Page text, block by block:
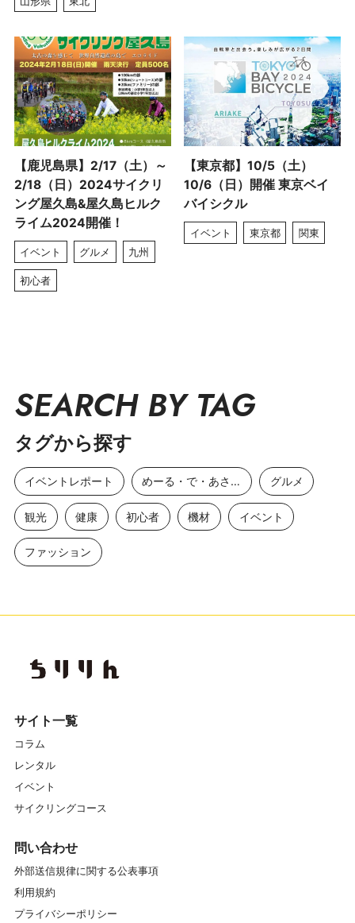
【鹿児島県】2/17（土）～
2/18（日）2024サイクリ
ング屋久島&屋久島ヒルク
ライム2024開催！
イベント グルメ 九州
初心者
【東京都】10/5（土）
10/6（日）開催 東京ベイ
バイシクル
イベント 東京都 関東
SEARCH BY TAG
タグから探す
イベントレポート めーる・で・あさひ グルメ
観光 健康 初心者 機材 イベント
ファッション
サイト一覧
コラム
レンタル
イベント
サイクリングコース
問い合わせ
外部送信規律に関する公表事項
利用規約
プライバシーポリシー